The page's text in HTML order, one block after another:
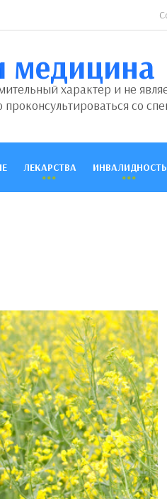
медицина
характер и не
со
ЛЕКАРСТВА ИНВАЛИДНОСТЬ